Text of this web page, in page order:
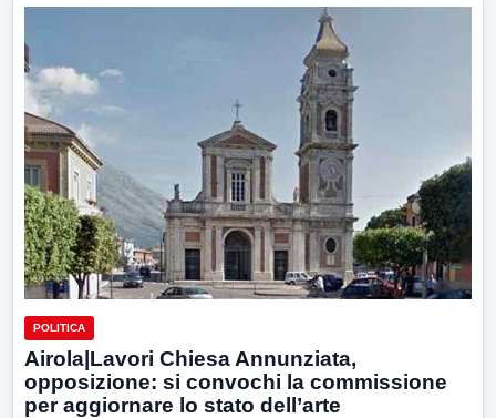
POLITICA
Airola|Lavori Chiesa Annunziata,
opposizione: si convochi la commissione
per aggiornare lo stato dell’arte